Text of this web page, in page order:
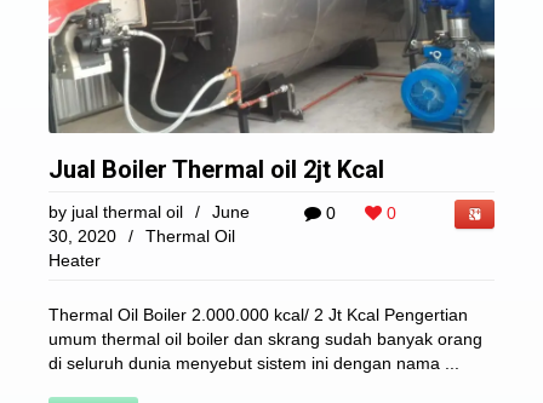
Jual Boiler Thermal oil 2jt Kcal
0 0
by jual thermal oil /
June
30, 2020
/
Thermal Oil
Heater
Thermal Oil Boiler 2.000.000 kcal/ 2 Jt Kcal Pengertian
umum thermal oil boiler dan skrang sudah banyak orang
di seluruh dunia menyebut sistem ini dengan nama ...